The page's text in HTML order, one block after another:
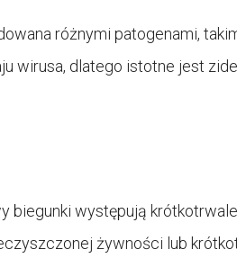
różnymi patogenami,
wirusa, dlatego istotne jest
biegunki występują
żywności lub